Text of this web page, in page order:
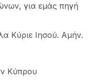
για εμάς πηγή
Κύριε Ιησού. Αμήν.
Κύπρου